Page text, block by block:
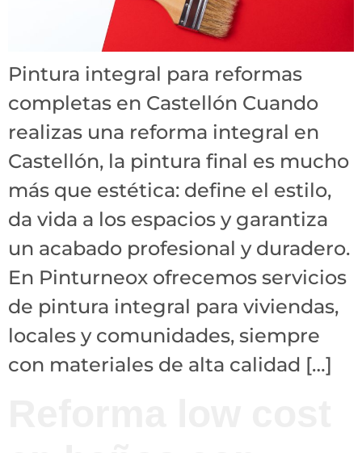
Pintura integral para reformas
completas en Castellón Cuando
realizas una reforma integral en
Castellón, la pintura final es mucho
más que estética: define el estilo,
da vida a los espacios y garantiza
un acabado profesional y duradero.
En Pinturneox ofrecemos servicios
de pintura integral para viviendas,
locales y comunidades, siempre
con materiales de alta calidad […]